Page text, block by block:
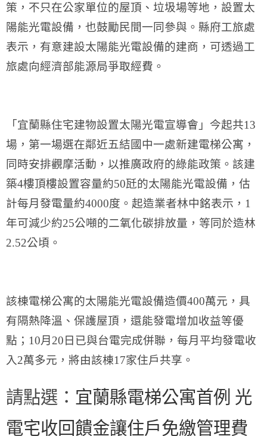
策，不只在公家單位的屋頂、垃圾場等地，設置太
陽能光電設備，也鼓勵民間一同參與。縣府工旅處
表示，有意建設太陽能光電設備的建商，可透過工
旅處向經濟部能源局爭取經費。
「宜蘭縣住宅建物設置太陽光電宣導會」今起共13
場，第一場選在鄰近五結國中一處新建電梯公寓，
同時安排觀摩活動，以推廣政府的綠能政策。該建
築4樓頂樓設置容量約50瓩的太陽能光電設備，估
計每月發電量約4000度。起造業者林中銘表示，1
年可減少約25公噸的二氧化碳排放量，等同於造林
2.52公頃。
該棟電梯公寓的太陽能光電設備造價400萬元，具
有隔熱降溫、保護屋頂，還能發電增加收益等優
點；10月20日已與台電完成併聯，每月平均發電收
入2萬多元，將由該棟17家住戶共享。
請點選： 宜蘭縣電梯公寓首例 光
電宅收回饋金讓住戶免繳管理費